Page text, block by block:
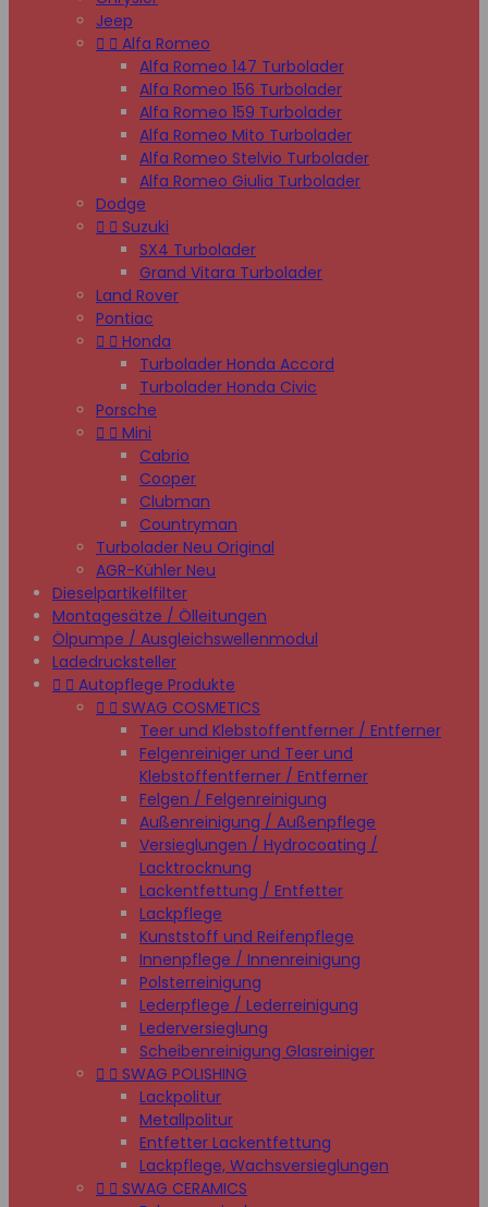
Jeep
  Alfa Romeo
Alfa Romeo 147 Turbolader
Alfa Romeo 156 Turbolader
Alfa Romeo 159 Turbolader
Alfa Romeo Mito Turbolader
Alfa Romeo Stelvio Turbolader
Alfa Romeo Giulia Turbolader
Dodge
  Suzuki
SX4 Turbolader
Grand Vitara Turbolader
Land Rover
Pontiac
  Honda
Turbolader Honda Accord
Turbolader Honda Civic
Porsche
  Mini
Cabrio
Cooper
Clubman
Countryman
Turbolader Neu Original
AGR-Kühler Neu
Dieselpartikelfilter
Montagesätze / Ölleitungen
Ölpumpe / Ausgleichswellenmodul
Ladedrucksteller
  Autopflege Produkte
  SWAG COSMETICS
Teer und Klebstoffentferner / Entferner
Felgenreiniger und Teer und
Klebstoffentferner / Entferner
Felgen / Felgenreinigung
Außenreinigung / Außenpflege
Versieglungen / Hydrocoating /
Lacktrocknung
Lackentfettung / Entfetter
Lackpflege
Kunststoff und Reifenpflege
Innenpflege / Innenreinigung
Polsterreinigung
Lederpflege / Lederreinigung
Lederversieglung
Scheibenreinigung Glasreiniger
  SWAG POLISHING
Lackpolitur
Metallpolitur
Entfetter Lackentfettung
Lackpflege, Wachsversieglungen
  SWAG CERAMICS